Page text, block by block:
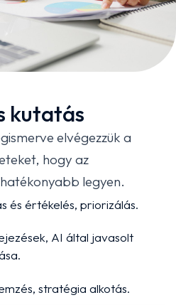
kutatás
elvégezzük a
hogy az
legyen.
és értékelés, priorizálás.
AI által javasolt
stratégia alkotás.